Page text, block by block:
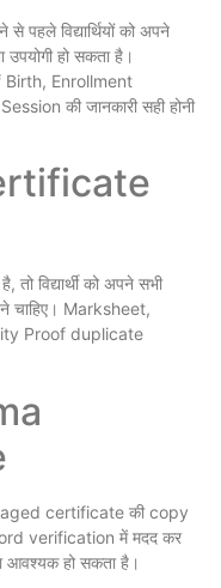
विद्यार्थियों को अपने
हो सकता है।
Enrollment
की जानकारी सही होनी
विद्यार्थी को अपने सभी
चाहिए। Marksheet,
Proof duplicate
certificate की copy
verification में मदद कर
हो सकता है।